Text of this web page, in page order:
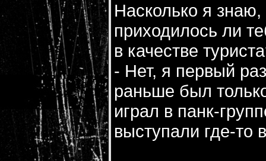
Насколько я
приходилось ли
в качестве
- Нет, я первый
раньше был
играл в панк-
выступали где-то